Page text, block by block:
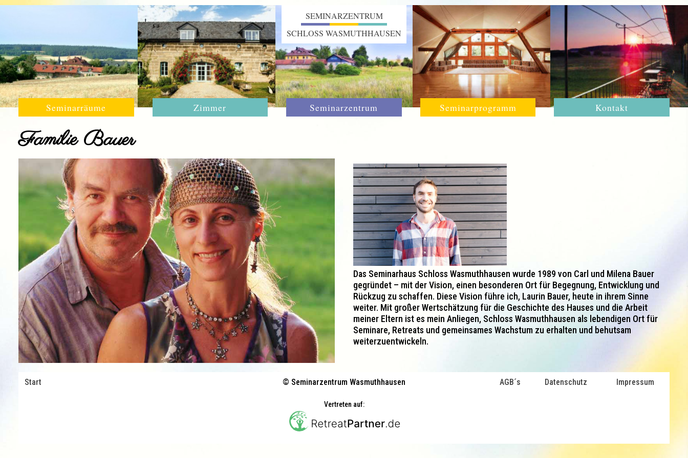
SEMINARZENTRUM
SCHLOSS WASMUTHHAUSEN
Seminarräume Zimmer Seminarzentrum Seminarprogramm Kontakt
Familie Bauer
Das Seminarhaus Schloss Wasmuthhausen wurde 1989 von Carl und Milena Bauer
gegründet – mit der Vision, einen besonderen Ort für Begegnung, Entwicklung und
Rückzug zu schaffen. Diese Vision führe ich, Laurin Bauer, heute in ihrem Sinne
weiter. Mit großer Wertschätzung für die Geschichte des Hauses und die Arbeit
meiner Eltern ist es mein Anliegen, Schloss Wasmuthhausen als lebendigen Ort für
Seminare, Retreats und gemeinsames Wachstum zu erhalten und behutsam
weiterzuentwickeln.
Start © Seminarzentrum Wasmuthhausen AGB´s Datenschutz Impressum
Vertreten auf: